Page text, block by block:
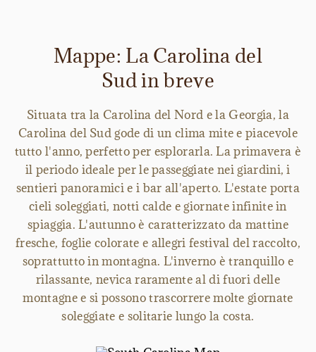
Mappe: La Carolina del
Sud in breve
Situata tra la Carolina del Nord e la Georgia, la
Carolina del Sud gode di un clima mite e piacevole
tutto l'anno, perfetto per esplorarla. La primavera è
il periodo ideale per le passeggiate nei giardini, i
sentieri panoramici e i bar all'aperto. L'estate porta
cieli soleggiati, notti calde e giornate infinite in
spiaggia. L'autunno è caratterizzato da mattine
fresche, foglie colorate e allegri festival del raccolto,
soprattutto in montagna. L'inverno è tranquillo e
rilassante, nevica raramente al di fuori delle
montagne e si possono trascorrere molte giornate
soleggiate e solitarie lungo la costa.